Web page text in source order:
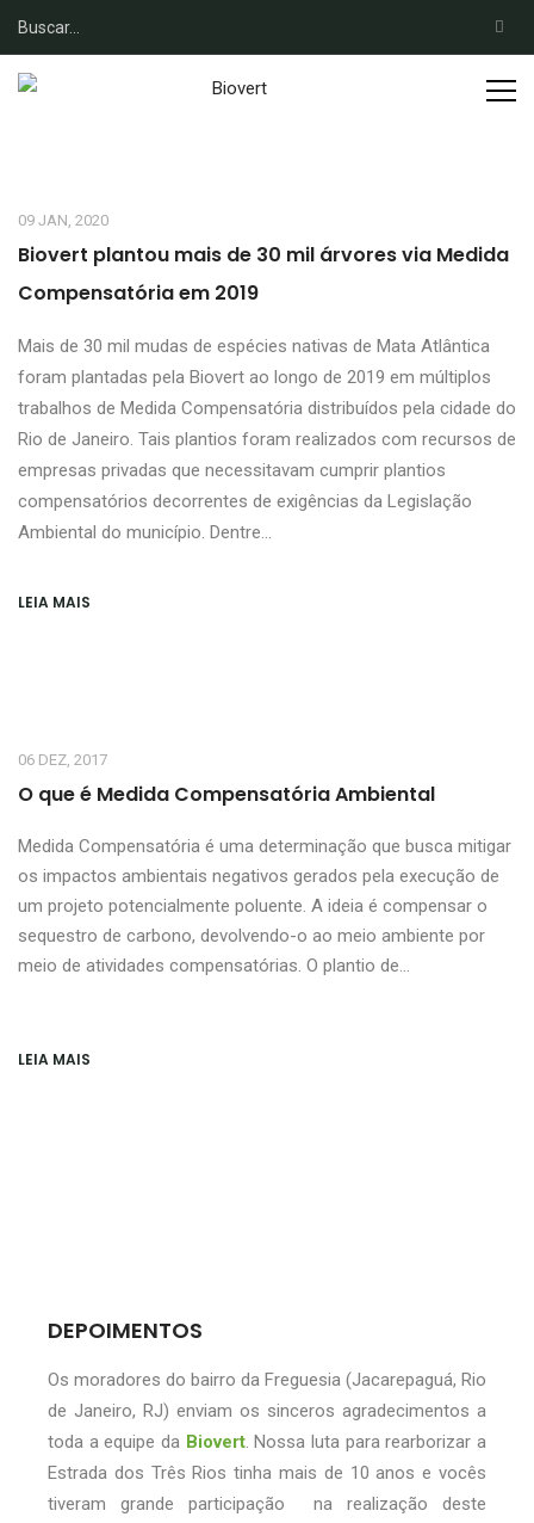
09 JAN, 2020
Biovert plantou mais de 30 mil árvores via Medida
Compensatória em 2019
Mais de 30 mil mudas de espécies nativas de Mata Atlântica
foram plantadas pela Biovert ao longo de 2019 em múltiplos
trabalhos de Medida Compensatória distribuídos pela cidade do
Rio de Janeiro. Tais plantios foram realizados com recursos de
empresas privadas que necessitavam cumprir plantios
compensatórios decorrentes de exigências da Legislação
Ambiental do município. Dentre...
LEIA MAIS
06 DEZ, 2017
O que é Medida Compensatória Ambiental
Medida Compensatória é uma determinação que busca mitigar
os impactos ambientais negativos gerados pela execução de
um projeto potencialmente poluente. A ideia é compensar o
sequestro de carbono, devolvendo-o ao meio ambiente por
meio de atividades compensatórias. O plantio de…
LEIA MAIS
DEPOIMENTOS
Os moradores do bairro da Freguesia (Jacarepaguá, Rio
de Janeiro, RJ) enviam os sinceros agradecimentos a
toda a equipe da Biovert. Nossa luta para rearborizar a
Estrada dos Três Rios tinha mais de 10 anos e vocês
tiveram grande participação na realização deste